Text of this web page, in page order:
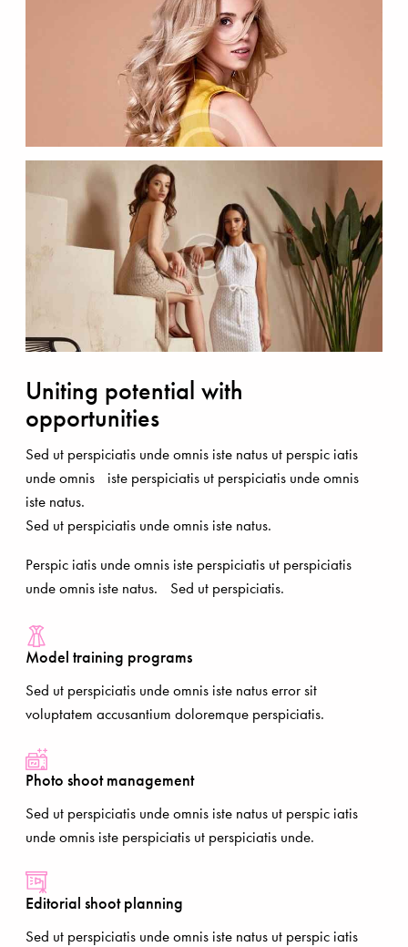
Uniting potential with
opportunities
Sed ut perspiciatis unde omnis iste natus ut perspic iatis
unde omnis iste perspiciatis ut perspiciatis unde omnis
iste natus.
Sed ut perspiciatis unde omnis iste natus.
Perspic iatis unde omnis iste perspiciatis ut perspiciatis
unde omnis iste natus. Sed ut perspiciatis.
Model training programs
Sed ut perspiciatis unde omnis iste natus error sit
voluptatem accusantium doloremque perspiciatis.
Photo shoot management
Sed ut perspiciatis unde omnis iste natus ut perspic iatis
unde omnis iste perspiciatis ut perspiciatis unde.
Editorial shoot planning
Sed ut perspiciatis unde omnis iste natus ut perspic iatis